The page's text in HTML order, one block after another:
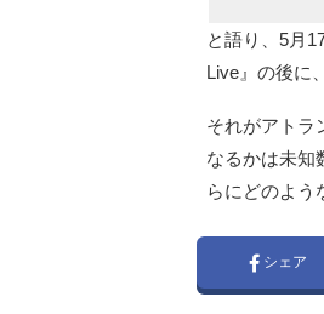
と語り、5月
Live』の後に
それがアトラ
なるかは未知
らにどのよう
シェア